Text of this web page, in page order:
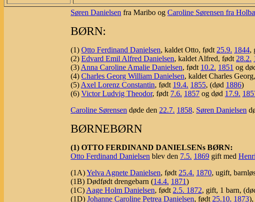
Søren Danielsen fra Maribo og Caroline Sørensen fra
BØRN:
(1) Otto Ferdinand Danielsen, kaldet Otto, født 25.9. 1844,
(2) Edvard Emil Alfred Danielsen, kaldet Alfred, født 28.2.
(3) Anna Caroline Amalie Danielsen, født 10.2. 1851 og
(4) Charles Georg William Danielsen, kaldet Charles
(5) Axel Lorenz Constantin, født 19.4. 1855, (død 1886)
(6) Victor Ludvig Theodor, født 7.6. 1857 og død 17.9.
Caroline Sørensen døde den 22.7. 1858. Søren Danielsen
BØRNEBØRN
(1) OTTO FERDINAND DANIELSENs BØRN:
Otto Ferdinand Danielsen blev den 7.5. 1869 gift med
(1A)Yelva Agnete Danielsen, født 25.4. 1870, ugift,
(1B) Dødfødt drengebarn (14.4. 1871)
(1C) Aage Holm Danielsen, født 2.5. 1872, gift, 1 barn,
(1D) Johanne Caroline Petrea Danielsen, født 25.10. 1873),